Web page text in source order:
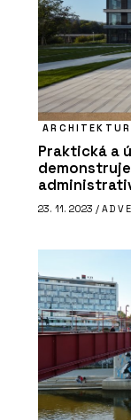
Praktická a
23. 11. 2023 /